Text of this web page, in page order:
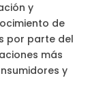
y
de
por parte del
más
y